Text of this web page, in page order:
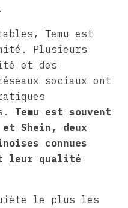
Temu est
Plusieurs
et des
sociaux ont
Temu est souvent
et Shein, deux
connues
leur qualité
le plus les